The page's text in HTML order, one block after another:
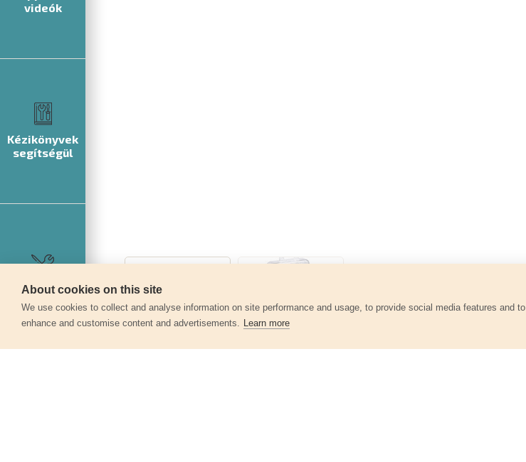
videók
Kézikönyvek
segítségül
Szerviz
About cookies on this site
We use cookies to collect and analyse information on site performance and usage, to provide social media features and to
enhance and customise content and advertisements. Learn more